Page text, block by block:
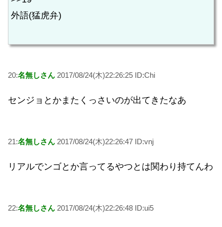
外語(猛虎弁)
20:名無しさん 2017/08/24(木)22:26:25 ID:Chi
センジョとかまたくっさいのが出てきたなあ
21:名無しさん 2017/08/24(木)22:26:47 ID:vnj
リアルでンゴとか言ってるやつとは関わり持てんわ
22:名無しさん 2017/08/24(木)22:26:48 ID:ui5